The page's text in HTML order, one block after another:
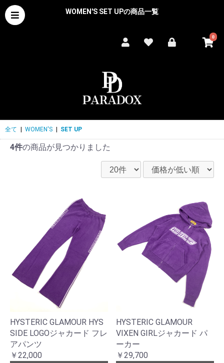
WOMEN'S SET UPの商品一覧
0
全て WOMEN'S SET UP
4件の商品が見つかりました
HYSTERIC GLAMOUR HYS
SIDE LOGOジャカード フレ
アパンツ
￥22,000
HYSTERIC GLAMOUR
VIXEN GIRLジャカード パ
ーカー
￥29,700